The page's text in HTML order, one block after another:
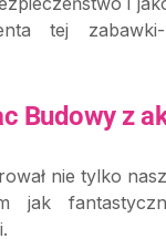
tej
Budowy z
nie tylko
jak